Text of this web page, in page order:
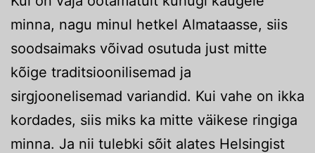
minna, nagu minul hetkel Almataasse, siis
soodsaimaks võivad osutuda just mitte
kõige traditsioonilisemad ja
sirgjoonelisemad variandid. Kui vahe on ikka
kordades, siis miks ka mitte väikese ringiga
minna. Ja nii tulebki sõit alates Helsingist